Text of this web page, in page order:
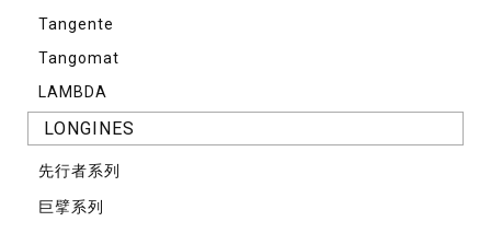
Tangente
Tangomat
LAMBDA
LONGINES
先⾏者系列
巨擘系列